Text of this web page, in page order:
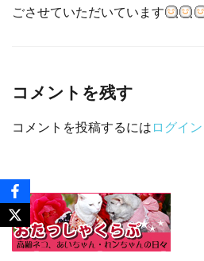
ごさせていただいています
コメントを残す
コメントを投稿するには ログイン